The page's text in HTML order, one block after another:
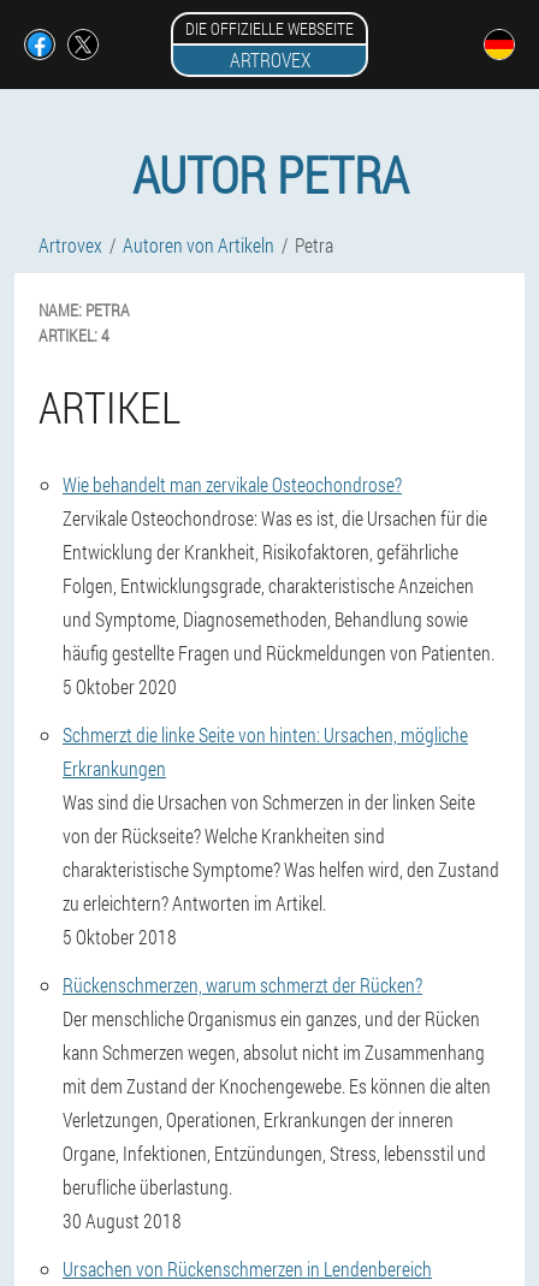
DIE OFFIZIELLE WEBSEITE
ARTROVEX
AUTOR PETRA
Artrovex Autoren von Artikeln Petra
NAME: PETRA
ARTIKEL:4
ARTIKEL
Wie behandelt man zervikale Osteochondrose?
Zervikale Osteochondrose: Was es ist, die Ursachen für die
Entwicklung der Krankheit, Risikofaktoren, gefährliche
Folgen, Entwicklungsgrade, charakteristische Anzeichen
und Symptome, Diagnosemethoden, Behandlung sowie
häufig gestellte Fragen und Rückmeldungen von Patienten.
5 Oktober 2020
Schmerzt die linke Seite von hinten: Ursachen, mögliche
Erkrankungen
Was sind die Ursachen von Schmerzen in der linken Seite
von der Rückseite? Welche Krankheiten sind
charakteristische Symptome? Was helfen wird, den Zustand
zu erleichtern? Antworten im Artikel.
5 Oktober 2018
Rückenschmerzen, warum schmerzt der Rücken?
Der menschliche Organismus ein ganzes, und der Rücken
kann Schmerzen wegen, absolut nicht im Zusammenhang
mit dem Zustand der Knochengewebe. Es können die alten
Verletzungen, Operationen, Erkrankungen der inneren
Organe, Infektionen, Entzündungen, Stress, lebensstil und
berufliche überlastung.
30 August 2018
Ursachen von Rückenschmerzen in Lendenbereich